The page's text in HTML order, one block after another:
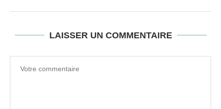
LAISSER UN COMMENTAIRE